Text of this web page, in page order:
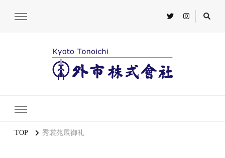
TOP 秀裳苑展御礼